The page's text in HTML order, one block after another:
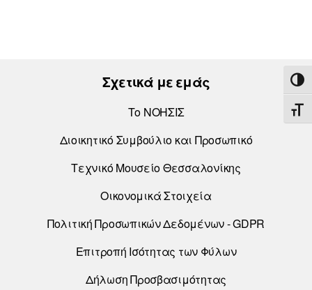
Σχετικά με εμάς
Το ΝΟΗΣΙΣ
Διοικητικό Συμβούλιο και Προσωπικό
Τεχνικό Μουσείο Θεσσαλονίκης
Οικονομικά Στοιχεία
Πολιτική Προσωπικών Δεδομένων - GDPR
Επιτροπή Ισότητας των Φύλων
Δήλωση Προσβασιμότητας